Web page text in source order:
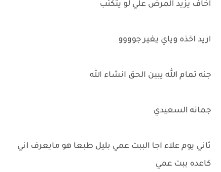
اخاف يزيد المرض علي لو يتكئب
اريد اخذه وياي يغير جوووو
جنه تمام الله يبين الحق انشاء الله
جمانه السعيدي
ثاني يوم علاء اجا الببت عمي بليل طبعا هو مايعرف اني
كاعده ببت عمي